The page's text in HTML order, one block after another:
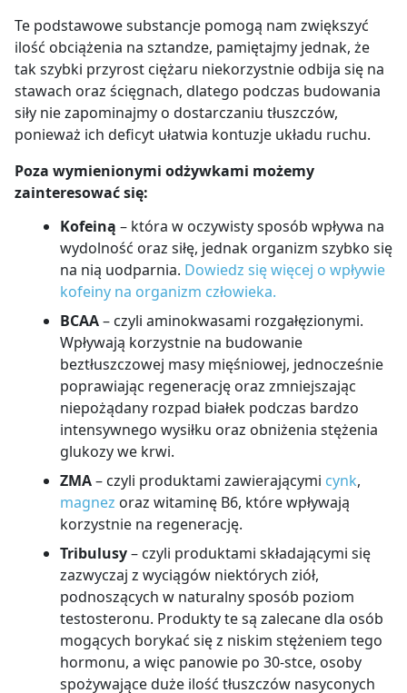
Te podstawowe substancje pomogą nam zwiększyć
ilość obciążenia na sztandze, pamiętajmy jednak, że
tak szybki przyrost ciężaru niekorzystnie odbija się na
stawach oraz ścięgnach, dlatego podczas budowania
siły nie zapominajmy o dostarczaniu tłuszczów,
ponieważ ich deficyt ułatwia kontuzje układu ruchu.
Poza wymienionymi odżywkami możemy
zainteresować się:
Kofeiną – która w oczywisty sposób wpływa na
wydolność oraz siłę, jednak organizm szybko się
na nią uodparnia. Dowiedz się więcej o wpływie
kofeiny na organizm człowieka.
BCAA– czyli aminokwasami rozgałęzionymi.
Wpływają korzystnie na budowanie
beztłuszczowej masy mięśniowej, jednocześnie
poprawiając regenerację oraz zmniejszając
niepożądany rozpad białek podczas bardzo
intensywnego wysiłku oraz obniżenia stężenia
glukozy we krwi.
ZMA– czyli produktami zawierającymi cynk,
magnez oraz witaminę B6, które wpływają
korzystnie na regenerację.
Tribulusy– czyli produktami składającymi się
zazwyczaj z wyciągów niektórych ziół,
podnoszących w naturalny sposób poziom
testosteronu. Produkty te są zalecane dla osób
mogących borykać się z niskim stężeniem tego
hormonu, a więc panowie po 30-stce, osoby
spożywające duże ilość tłuszczów nasyconych